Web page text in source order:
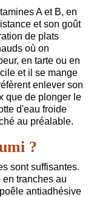
A et B, en
et son goût
de plats
où on
en tarte ou en
et il se mange
enlever son
que de plonger le
d'eau froide
au préalable.
?
sont suffisantes.
en tranches au
antiadhésive